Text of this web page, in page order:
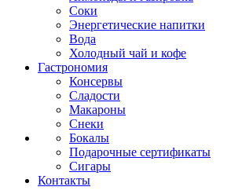
Соки
Энергетические напитки
Вода
Холодный чай и кофе
Гастрономия
Консервы
Сладости
Макароны
Снеки
Бокалы
Подарочные сертификаты
Сигары
Контакты